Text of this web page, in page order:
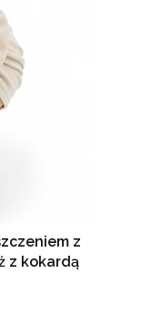
z
bawełny piaskowy beż z kokardą